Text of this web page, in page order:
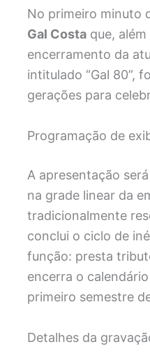
No primeiro minuto
Gal Costa que,
encerramento da
intitulado “Gal 80”,
gerações para
Programação de
A apresentação
na grade linear da
tradicionalmente
conclui o ciclo de
função: presta
encerra o
primeiro semestre
Detalhes da